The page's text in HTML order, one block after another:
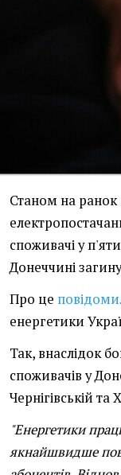
Станом на ранок
споживачі у
Донеччині
Про це
енергетики
Так, внаслідок
споживачів у
Чернігівській та
"Енергетики
якнайшвидше